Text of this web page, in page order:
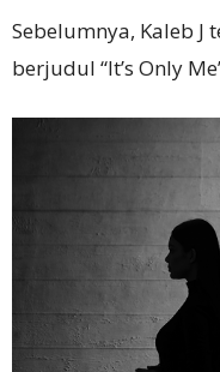
Sebelumnya, Kaleb
berjudul “It’s Only